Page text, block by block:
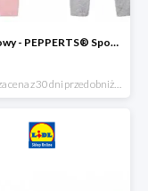
Hit cenowy - PEPPERTS® Spodnie dresowe dziewczęce, 1 para